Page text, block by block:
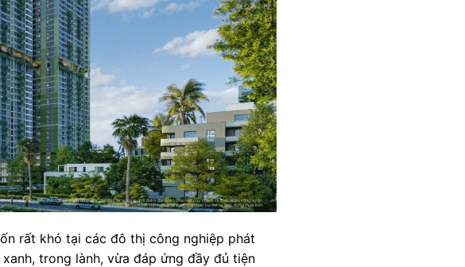
rất khó tại các đô thị công nghiệp phát
trong lành, vừa đáp ứng đầy đủ tiện